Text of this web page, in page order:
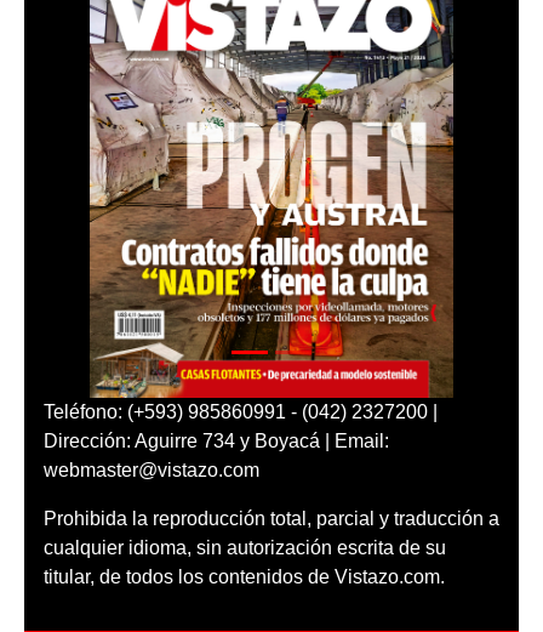
Teléfono: (+593) 985860991 - (042) 2327200 |
Dirección: Aguirre 734 y Boyacá | Email:
webmaster@vistazo.com
Prohibida la reproducción total, parcial y traducción a
cualquier idioma, sin autorización escrita de su
titular, de todos los contenidos de Vistazo.com.